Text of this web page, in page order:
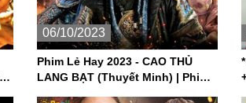
06/10/2023
Phim Lẻ Hay 2023 - CAO THỦ
LANG BẠT (Thuyết Minh) | Phim